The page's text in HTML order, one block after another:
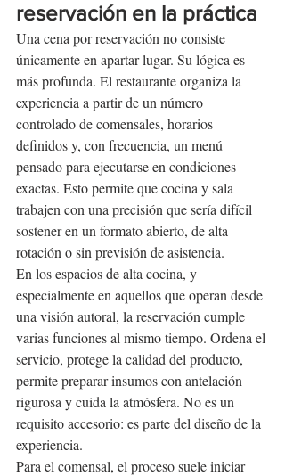
reservación en la práctica
Una cena por reservación no consiste
únicamente en apartar lugar. Su lógica es
más profunda. El restaurante organiza la
experiencia a partir de un número
controlado de comensales, horarios
definidos y, con frecuencia, un menú
pensado para ejecutarse en condiciones
exactas. Esto permite que cocina y sala
trabajen con una precisión que sería difícil
sostener en un formato abierto, de alta
rotación o sin previsión de asistencia.
En los espacios de alta cocina, y
especialmente en aquellos que operan desde
una visión autoral, la reservación cumple
varias funciones al mismo tiempo. Ordena el
servicio, protege la calidad del producto,
permite preparar insumos con antelación
rigurosa y cuida la atmósfera. No es un
requisito accesorio: es parte del diseño de la
experiencia.
Para el comensal, el proceso suele iniciar